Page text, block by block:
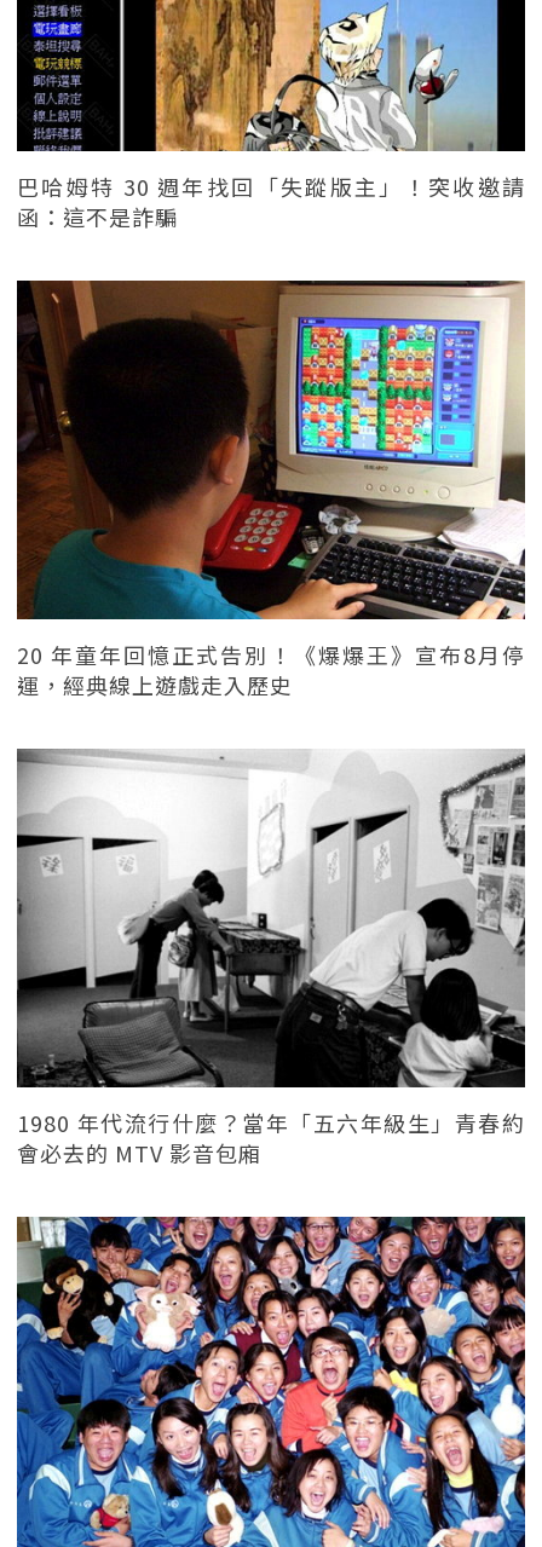
巴哈姆特 30 週年找回「失蹤版主」！突收邀請
函：這不是詐騙
20 年童年回憶正式告別！《爆爆王》宣布8月停
運，經典線上遊戲走入歷史
1980 年代流行什麼？當年「五六年級生」青春約
會必去的 MTV 影音包廂